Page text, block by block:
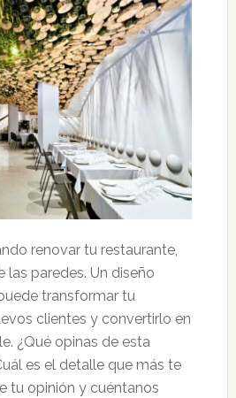
renovar tu restaurante,
las paredes. Un diseño
transformar tu
clientes y convertirlo en
¿Qué opinas de esta
es el detalle que más te
tu opinión y cuéntanos